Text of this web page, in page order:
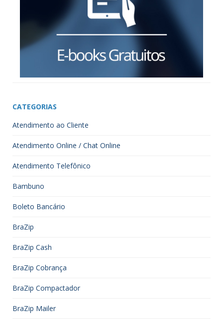
CATEGORIAS
Atendimento ao Cliente
Atendimento Online / Chat Online
Atendimento Telefônico
Bambuno
Boleto Bancário
BraZip
BraZip Cash
BraZip Cobrança
BraZip Compactador
BraZip Mailer